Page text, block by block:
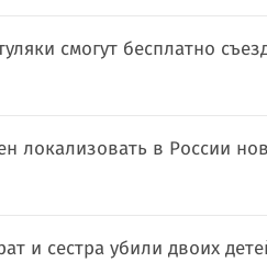
туляки смогут бесплатно
локализовать в России
и сестра убили двоих